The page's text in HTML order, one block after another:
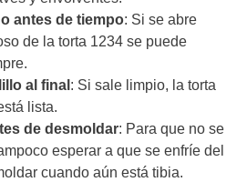
antes de tiempo: Si se abre
de la torta 1234 se puede
al final : Si sale limpio, la torta
lista.
de desmoldar: Para que no se
esperar a que se enfríe del
cuando aún está tibia.